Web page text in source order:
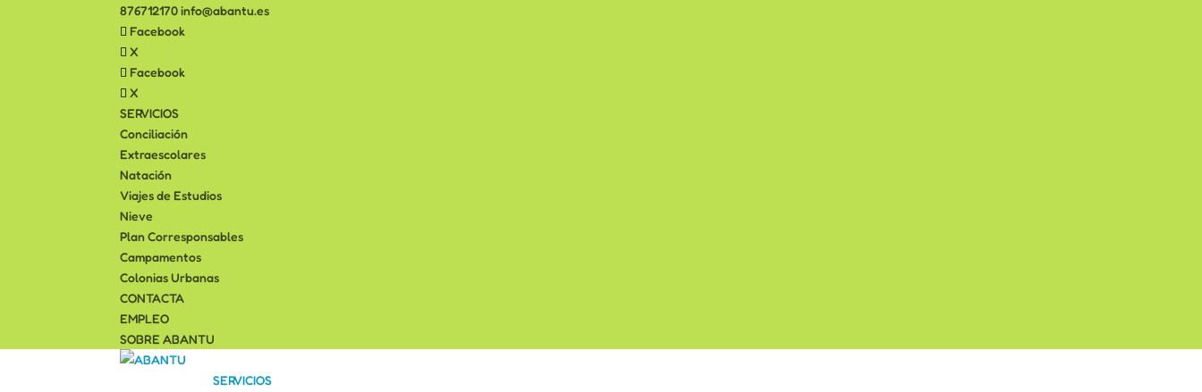
876712170 info@abantu.es
Facebook
X
Facebook
X
SERVICIOS
Conciliación
Extraescolares
Natación
Viajes de Estudios
Nieve
Plan Corresponsables
Campamentos
Colonias Urbanas
CONTACTA
EMPLEO
SOBRE ABANTU
SERVICIOS